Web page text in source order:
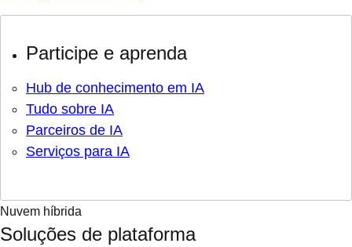
Participe e aprenda
Hub de conhecimento em IA
Tudo sobre IA
Parceiros de IA
Serviços para IA
Nuvem híbrida
Soluções de plataforma